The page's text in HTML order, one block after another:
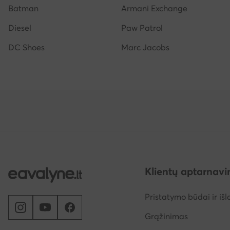
Batman
Armani Exchange
Diesel
Paw Patrol
DC Shoes
Marc Jacobs
Klientų
Pristatymo būdai ir
Grąžinimas